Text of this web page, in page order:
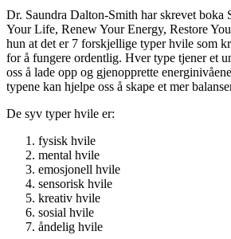
Dr. Saundra Dalton-Smith har skrevet boka
Your Life, Renew Your Energy, Restore
hun at det er 7 forskjellige typer hvile som
for å fungere ordentlig. Hver type tjener et
oss å lade opp og gjenopprette
typene kan hjelpe oss å skape et mer
De syv typer hvile er:
fysisk hvile
mental hvile
emosjonell hvile
sensorisk hvile
kreativ hvile
sosial hvile
åndelig hvile